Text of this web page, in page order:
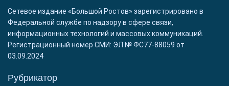
Сетевое издание «Большой Ростов» зарегистрировано в
Федеральной службе по надзору в сфере связи,
информационных технологий и массовых коммуникаций.
Регистрационный номер СМИ: ЭЛ № ФС77-88059 от
03.09.2024
Рубрикатор